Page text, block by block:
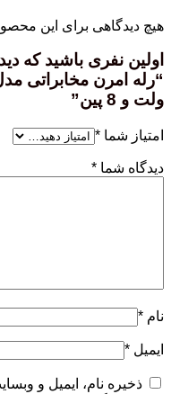
هیچ دیدگاهی برای این
اولین نفری باشید که
ولت و 8 پین”
امتیاز شما *
دیدگاه شما *
نام *
ایمیل *
ذخیره نام، ایمیل و